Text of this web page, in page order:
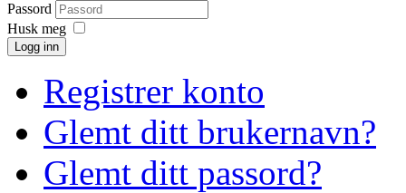
Passord
Husk meg
Logg inn
Registrer konto
Glemt ditt brukernavn?
Glemt ditt passord?